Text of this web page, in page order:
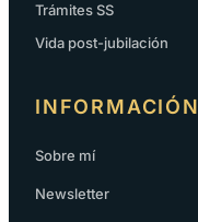
Trámites SS
Vida post-jubilación
INFORMACIÓN
Sobre mí
Newsletter